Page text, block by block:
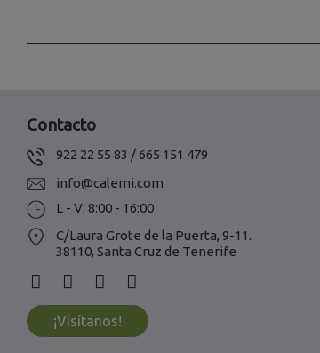
Contacto
922 22 55 83 / 665 151 479
info@calemi.com
L - V: 8:00 - 16:00
C/Laura Grote de la Puerta, 9-11.
38110, Santa Cruz de Tenerife
¡Visítanos!